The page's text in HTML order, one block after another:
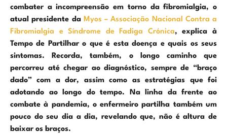
combater a incompreensão em torno da fibromialgia, o
atual presidente da Myos – Associação Nacional Contra a
Fibromialgia e Síndrome de Fadiga Crónica, explica à
Tempo de Partilhar o que é esta doença e quais os seus
sintomas. Recorda, também, o longo caminho que
percorreu até chegar ao diagnóstico, sempre de “braço
dado” com a dor, assim como as estratégias que foi
adotando ao longo do tempo. Na linha da frente ao
combate à pandemia, o enfermeiro partilha também um
pouco do seu dia a dia, revelando que, não é altura de
baixar os braços.